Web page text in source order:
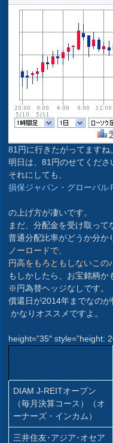
81円に行きたがってますね
明日は、81円のせてくださ
それにしても、
損保ジャパン・グローバル
の上げ方が凄いです。
まだ、分配金を受け取って
普通分配比率がどうか分か
ノーロードで、
円高をもろともしないこの
もしかしたら、お宝銘柄
※円為替ヘッジなしです。
償還日が2014年までなの
かなりオススメですよ。
height=”35″ style=”height:
DIAM J-REITオープン
（毎月決算コース）（オ
ーナーズ・インカム）
三井住友･アジア･オセア